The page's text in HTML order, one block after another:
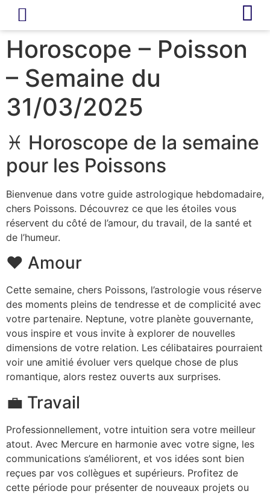
Horoscope – Poisson
– Semaine du
31/03/2025
♓ Horoscope de la semaine
pour les Poissons
Bienvenue dans votre guide astrologique hebdomadaire,
chers Poissons. Découvrez ce que les étoiles vous
réservent du côté de l’amour, du travail, de la santé et
de l’humeur.
❤️ Amour
Cette semaine, chers Poissons, l’astrologie vous réserve
des moments pleins de tendresse et de complicité avec
votre partenaire. Neptune, votre planète gouvernante,
vous inspire et vous invite à explorer de nouvelles
dimensions de votre relation. Les célibataires pourraient
voir une amitié évoluer vers quelque chose de plus
romantique, alors restez ouverts aux surprises.
💼 Travail
Professionnellement, votre intuition sera votre meilleur
atout. Avec Mercure en harmonie avec votre signe, les
communications s’améliorent, et vos idées sont bien
reçues par vos collègues et supérieurs. Profitez de
cette période pour présenter de nouveaux projets ou